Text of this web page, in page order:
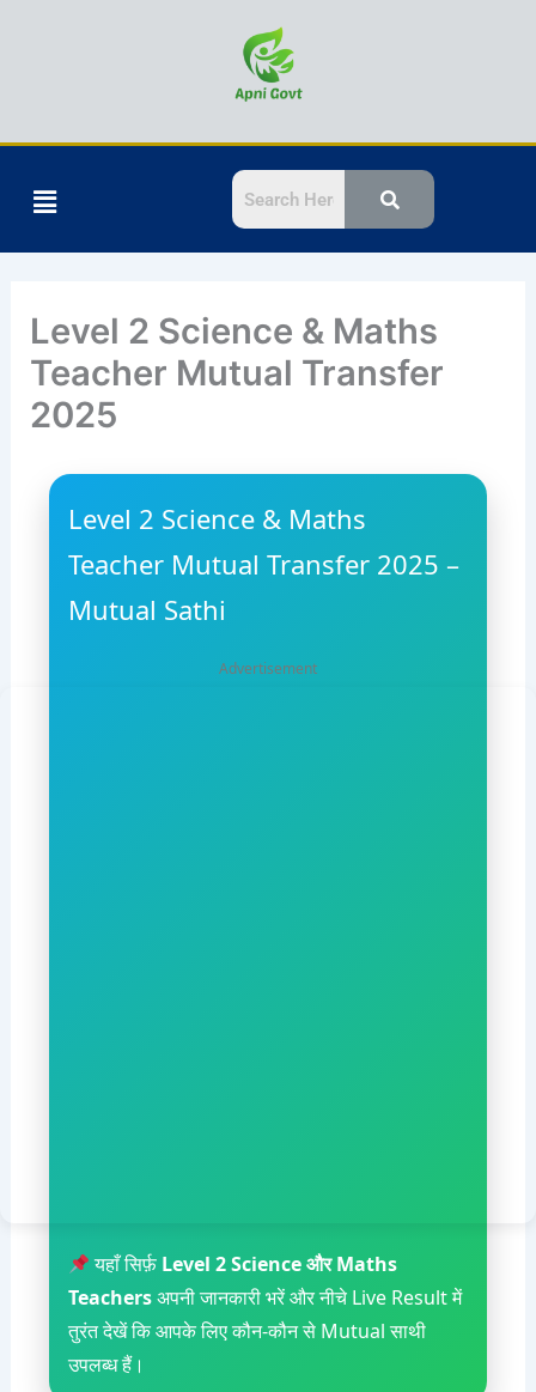
Menu
Level 2 Science & Maths
Teacher Mutual Transfer
2025
Level 2 Science & Maths
Teacher Mutual Transfer 2025 –
Mutual Sathi
Advertisement
यहाँ सिर्फ़ Level 2 Science और Maths
Teachersअपनी जानकारी भरें और नीचे Live Result में
तुरंत देखें कि आपके लिए कौन-कौन से Mutual साथी
उपलब्ध हैं।